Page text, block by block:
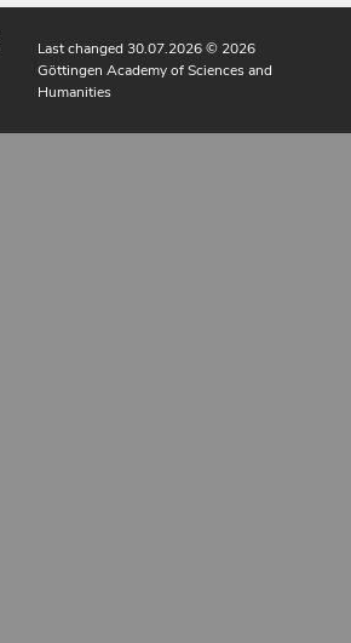
Last changed 30.07.2026© 2026
Göttingen Academy of Sciences and
Humanities